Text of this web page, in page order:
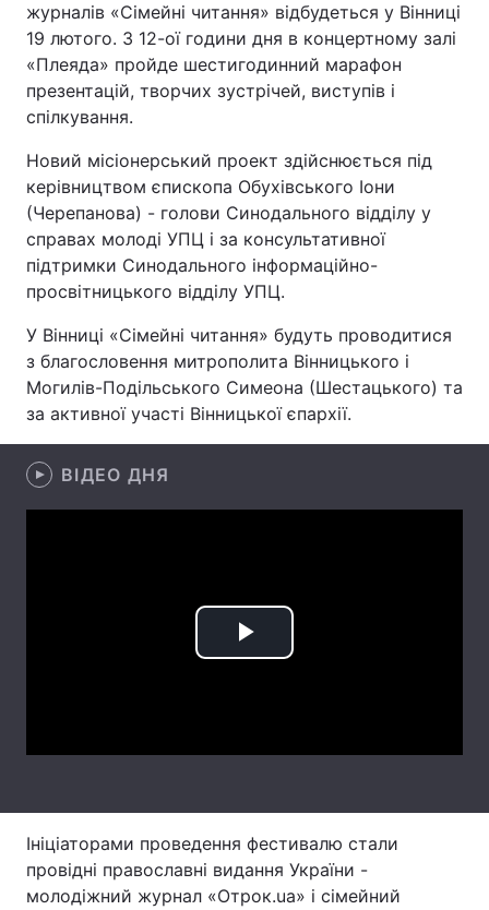
Головна Війна
Україна Політика
Відео з Youtube Статті
журналів «Сімейні читання» відбудеться у Вінниці
19 лютого. З 12-ої години дня в концертному залі
«Плеяда» пройде шестигодинний марафон
презентацій, творчих зустрічей, виступів і
спілкування.
Новий місіонерський проект здійснюється під
керівництвом єпископа Обухівського Іони
(Черепанова) - голови Синодального відділу у
справах молоді УПЦ і за консультативної
підтримки Синодального інформаційно-
просвітницького відділу УПЦ.
У Вінниці «Сімейні читання» будуть проводитися
з благословення митрополита Вінницького і
Могилів-Подільського Симеона (Шестацького) та
за активної участі Вінницької єпархії.
ВІДЕО ДНЯ
Play
Ініціаторами проведення фестивалю стали
провідні православні видання України -
молодіжний журнал «Отрок.ua» і сімейний